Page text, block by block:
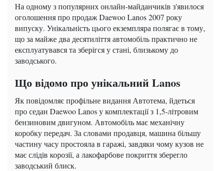
На одному з популярних онлайн-майданчиків з'явилося
оголошення про продаж Daewoo Lanos 2007 року
випуску. Унікальність цього екземпляра полягає в тому,
що за майже два десятиліття автомобіль практично не
експлуатувався та зберігся у стані, близькому до
заводського.
Що відомо про унікальний Lanos
Як повідомляє профільне видання Автотема, йдеться
про седан Daewoo Lanos у комплектації з 1,5-літровим
бензиновим двигуном. Автомобіль має механічну
коробку передач. За словами продавця, машина більшу
частину часу простояла в гаражі, завдяки чому кузов не
має слідів корозії, а лакофарбове покриття зберегло
заводський блиск.